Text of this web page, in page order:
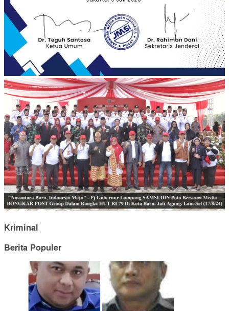
Kriminal
Berita Populer